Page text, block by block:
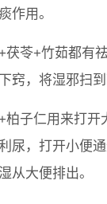
作用。
茯苓+竹茹都有
窍，将湿邪扫
柏子仁用来打开
尿，打开小便通
从大便排出。